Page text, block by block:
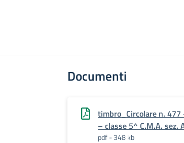
Documenti
timbro_Circolare n.
– classe 5^ C.M.A. sez.
pdf - 348 kb